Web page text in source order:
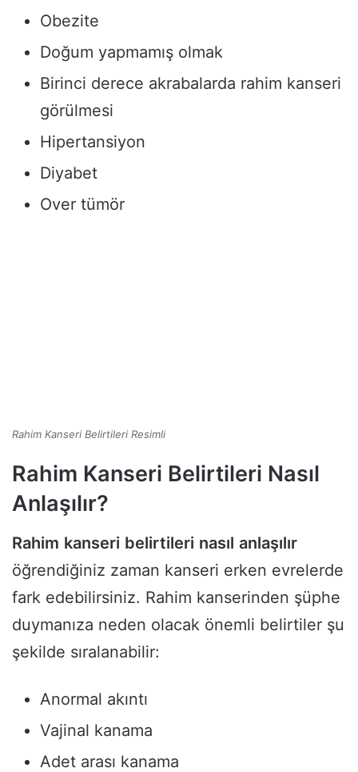
Obezite
Doğum yapmamış olmak
Birinci derece akrabalarda rahim kanseri
görülmesi
Hipertansiyon
Diyabet
Over tümör
Rahim Kanseri Belirtileri Resimli
Rahim Kanseri Belirtileri Nasıl
Anlaşılır?
Rahim kanseri belirtileri nasıl anlaşılır
öğrendiğiniz zaman kanseri erken evrelerde
fark edebilirsiniz. Rahim kanserinden şüphe
duymanıza neden olacak önemli belirtiler şu
şekilde sıralanabilir:
Anormal akıntı
Vajinal kanama
Adet arası kanama